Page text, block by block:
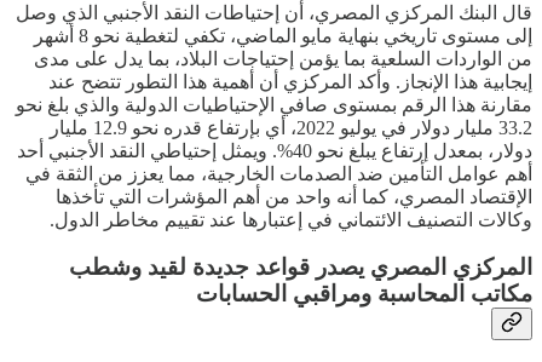
قال البنك المركزي المصري، أن إحتياطات النقد الأجنبي الذي وصل
إلى مستوى تاريخي بنهاية مايو الماضي، تكفي لتغطية نحو 8 أشهر
من الواردات السلعية بما يؤمن إحتياجات البلاد، بما يدل على مدى
إيجابية هذا الإنجاز. وأكد المركزي أن أهمية هذا التطور تتضح عند
مقارنة هذا الرقم بمستوى صافي الإحتياطيات الدولية والذي بلغ نحو
33.2 مليار دولار في يوليو 2022، أي بإرتفاع قدره نحو 12.9 مليار
دولار، بمعدل إرتفاع يبلغ نحو 40%. ويمثل إحتياطي النقد الأجنبي أحد
أهم عوامل التأمين ضد الصدمات الخارجية، مما يعزز من الثقة في
الإقتصاد المصري، كما أنه واحد من أهم المؤشرات التي تأخذها
وكالات التصنيف الائتماني في إعتبارها عند تقييم مخاطر الدول.
المركزي المصري يصدر قواعد جديدة لقيد وشطب
مكاتب المحاسبة ومراقبي الحسابات